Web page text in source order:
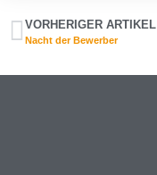
VORHERIGER ARTIKEL
Nacht der Bewerber